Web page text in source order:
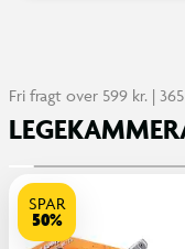
Fri fragt over 599 kr. |
SPAR
50%